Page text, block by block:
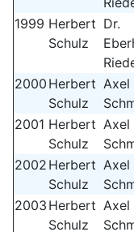
1999 Herbert
Schulz
Dr.
2000 Herbert
Schulz
Axel
2001 Herbert
Schulz
Axel
2002 Herbert
Schulz
Axel
2003 Herbert
Schulz
Axel